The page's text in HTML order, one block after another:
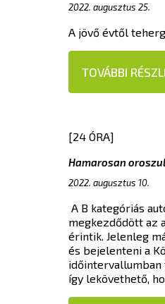
2022. augusztus 25.
A jövő évtől
TOVÁBBI
[24 ÓRA]
Hamarosan
2022. augusztus 10.
A B kategóriás
megkezdődött az
érintik. Jelenleg
és bejelenteni a
időintervallumban
így lekövethető,